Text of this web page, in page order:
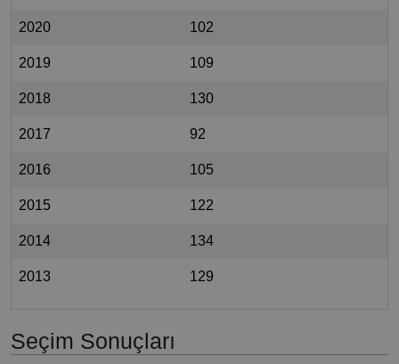
2020 102
2019 109
2018 130
2017 92
2016 105
2015 122
2014 134
2013 129
Seçim Sonuçları